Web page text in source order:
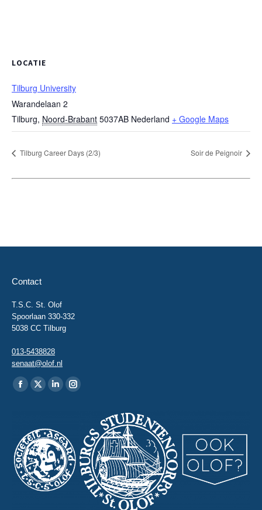
LOCATIE
Tilburg University
Warandelaan 2
Tilburg, Noord-Brabant 5037AB Nederland + Google Maps
Tilburg Career Days (2/3) Soir de Peignoir
Contact
T.S.C. St. Olof
Spoorlaan 330-332
5038 CC Tilburg
013-5438828
senaat@olof.nl
Vind ons op:
Facebook
in
new
window
X
in
new
window
Linkedin
in
new
window
Instagram
new
window